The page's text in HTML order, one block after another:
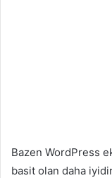
Bazen WordPress
basit olan daha